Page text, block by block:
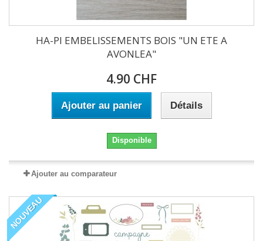
HA-PI EMBELISSEMENTS BOIS "UN ETE A
AVONLEA"
4.90 CHF
Ajouter au panier Détails
Disponible
Ajouter au comparateur
NOUVEAU